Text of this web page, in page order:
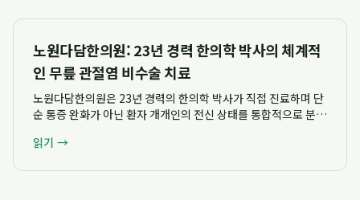
노원다담한의원: 23년 경력 한의학 박사의 체계적
인 무릎 관절염 비수술 치료
노원다담한의원은 23년 경력의 한의학 박사가 직접 진료하며 단
순 통증 완화가 아닌 환자 개개인의 전신 상태를 통합적으로 분석
합니다. 혜원한의원 시절부터 축적된 풍부한 임상 경험을 바탕으
읽기 →